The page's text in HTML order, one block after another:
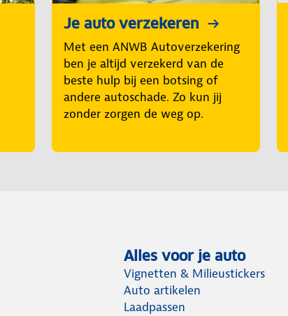
Je auto verzekeren
Met een ANWB Autoverzekering
ben je altijd verzekerd van de
beste hulp bij een botsing of
andere autoschade. Zo kun jij
zonder zorgen de weg op.
Alles voor je auto
Vignetten & Milieustickers
Auto artikelen
Laadpassen